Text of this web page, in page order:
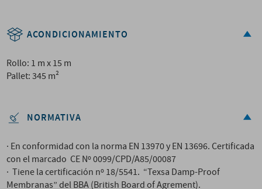
ACONDICIONAMIENTO
Rollo: 1 m x 15 m
Pallet: 345 m²
NORMATIVA
· En conformidad con la norma EN 13970 y EN 13696. Certificada
con el marcado CE Nº 0099/CPD/A85/00087
· Tiene la certificación nº 18/5541. “Texsa Damp-Proof
Membranas” del BBA (British Board of Agrement).